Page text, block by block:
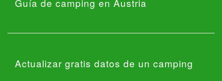
Guía de camping en Austria
Actualizar gratis datos de un camping